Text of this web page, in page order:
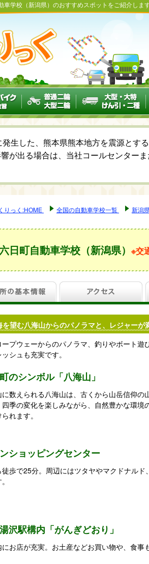
学校（新潟県）のおすすめスポットをご紹介しま
発生した、熊本県熊本地方を震源とす
が出る場合は、当社コールセンター
りっく:HOME 全国の自動車学校一覧 新潟
六日町自動車学校（新潟県） ※交
を望む八海山からのパノラマと、レジャーが
ープウェーからのパノラマ、釣りやボート
シュも充実です。
のシンボル「八海山」
に数えられる八海山は、古くから山岳信仰の
四季の変化を楽しみながら、自然豊かな環境
れます。
ショッピングセンター
歩で25分。周辺にはツタヤやマクドナルド
沢駅構内「がんぎどおり」
お店が充実。お土産などお買い物や、食事